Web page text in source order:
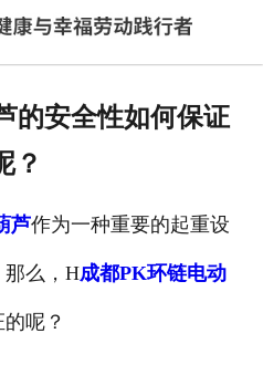
网站首页
的安全性如何保证
？
芦作为一种重要的起重设
那么，H成都PK环链电动
呢？